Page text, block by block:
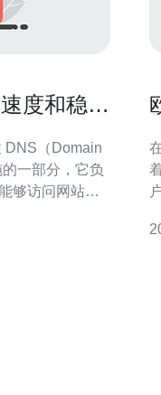
度和稳定
一部分，它负
够访问网站和